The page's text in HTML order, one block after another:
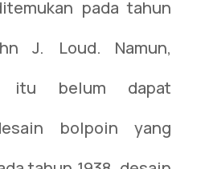
pada tahun
J. Loud. Namun,
itu belum dapat
bolpoin yang